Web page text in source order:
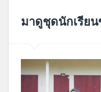
มาดูชุดนักเรีย